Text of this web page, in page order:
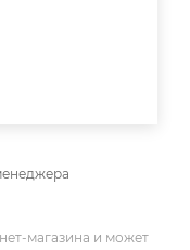
магазина и может